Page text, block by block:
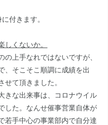
付きます。
しくないか。
上手なれではないですが、
、そこそこ順調に成績を出
せて頂きました。
きな出来事は、コロナウイル
した。なんせ催事営業自体が
若手中心の事業部内で自分達